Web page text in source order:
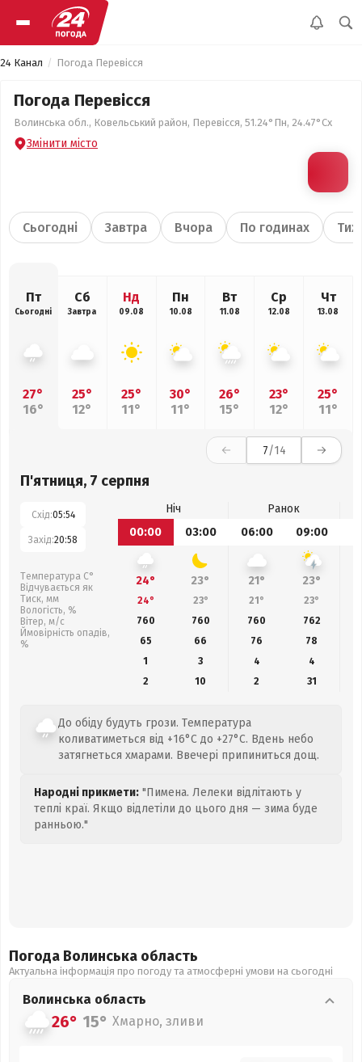
24 Канал Погода Перевісся
Погода Перевісся
Волинська обл., Ковельський район, Перевісся, 51.24°Пн, 24.47°Сх
Змінити місто
Сьогодні Завтра Вчора По годинах
Пт
Сьогодні
27°
16°
Сб
Завтра
25°
12°
Нд
09.08
25°
11°
Пн
10.08
30°
11°
Вт
11.08
26°
15°
Ср
12.08
23°
12°
Чт
13.08
25°
11°
7/14
П'ятниця, 7 серпня
Схід:05:54
Захід:20:58
Температура С°
Відчувається як
Тиск, мм
Вологість, %
Вітер, м/с
Ймовірність опадів,
%
Ніч
Ранок
00:00
03:00 06:00 09:00
24° 23° 21° 23°
24° 23° 21° 23°
760
760 760 762
65
66 76 78
1
3 4
4
2
10 2 31
До обіду будуть грози. Температура
коливатиметься від +16°C до +27°C. Вдень небо
затягнеться хмарами. Ввечері припиниться дощ.
Народні прикмети: "Пимена. Лелеки відлітають у
теплі краї. Якщо відлетіли до цього дня — зима буде
ранньою."
Погода Волинська область
Актуальна інформація про погоду та атмосферні умови на сьогодні
Волинська область
26° 15° Хмарно, зливи